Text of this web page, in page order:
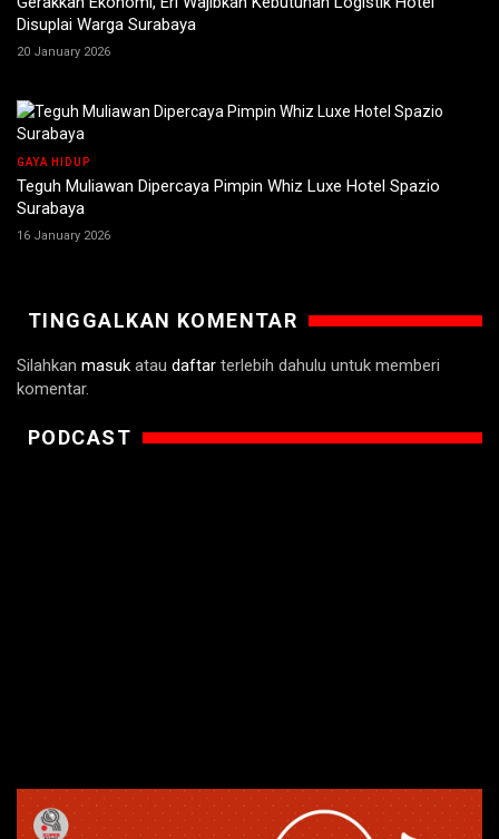
Disuplai Warga Surabaya
20 January 2026
GAYA HIDUP
Teguh Muliawan Dipercaya Pimpin Whiz Luxe Hotel Spazio
Surabaya
16 January 2026
TINGGALKAN KOMENTAR
Silahkan masuk atau daftar terlebih dahulu untuk memberi
komentar.
PODCAST